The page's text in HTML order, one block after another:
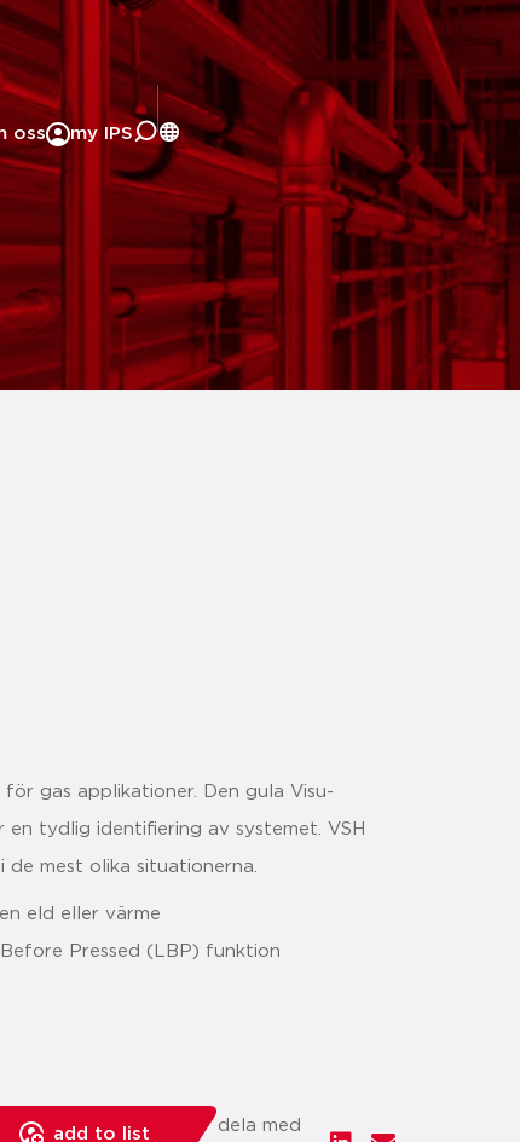
oss
för gas applikationer. Den gula Visu-
tydlig identifiering av systemet. VSH
de mest olika situationerna.
eld eller värme
Pressed (LBP) funktion
add to list dela med